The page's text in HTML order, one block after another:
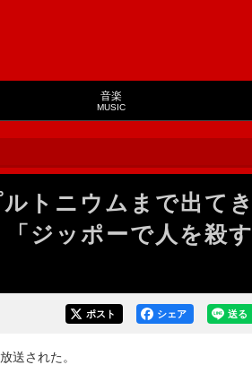
音楽
MUSIC
トニウムまで出てき
ジッポーで人を殺す
送る
シェア
ポスト
送された。